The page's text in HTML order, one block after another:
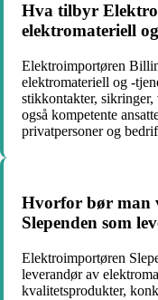
Hva tilbyr
elektromateriell
Elektroimportøren
elektromateriell og -
stikkontakter,
også kompetente
privatpersoner og
Hvorfor bør man
Slependen som
Elektroimportøren
leverandør av
kvalitetsprodukter,